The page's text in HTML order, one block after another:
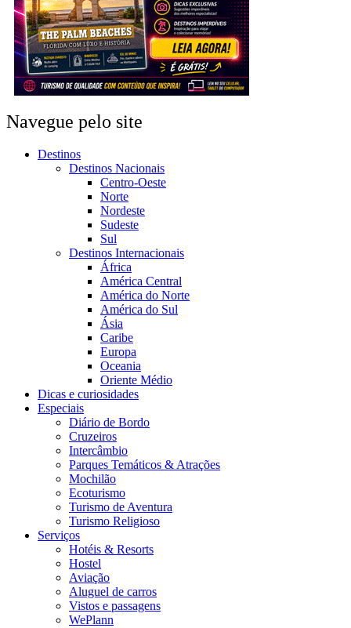
Navegue pelo site
Destinos
Destinos Nacionais
Centro-Oeste
Norte
Nordeste
Sudeste
Sul
Destinos Internacionais
África
América Central
América do Norte
América do Sul
Ásia
Caribe
Europa
Oceania
Oriente Médio
Dicas e curiosidades
Especiais
Diário de Bordo
Cruzeiros
Intercâmbio
Parques Temáticos & Atrações
Mochilão
Ecoturismo
Turismo de Aventura
Turismo Religioso
Serviços
Hotéis & Resorts
Hostel
Aviação
Aluguel de carros
Vistos e passagens
WePlann